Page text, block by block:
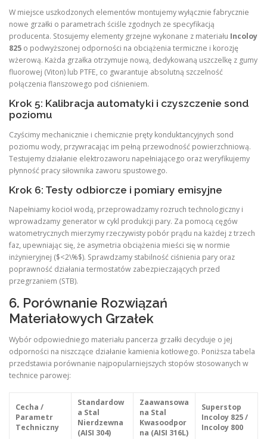
W miejsce uszkodzonych elementów montujemy wyłącznie fabrycznie
nowe grzałki o parametrach ściśle zgodnych ze specyfikacją
producenta. Stosujemy elementy grzejne wykonane z materiału Incoloy
825 o podwyższonej odporności na obciążenia termiczne i korozję
wżerową. Każda grzałka otrzymuje nową, dedykowaną uszczelkę z gumy
fluorowej (Viton) lub PTFE, co gwarantuje absolutną szczelność
połączenia flanszowego pod ciśnieniem.
Krok 5: Kalibracja automatyki i czyszczenie sond
poziomu
Czyścimy mechanicznie i chemicznie pręty konduktancyjnych sond
poziomu wody, przywracając im pełną przewodność powierzchniową.
Testujemy działanie elektrozaworu napełniającego oraz weryfikujemy
płynność pracy siłownika zaworu spustowego.
Krok 6: Testy odbiorcze i pomiary emisyjne
Napełniamy kocioł wodą, przeprowadzamy rozruch technologiczny i
wprowadzamy generator w cykl produkcji pary. Za pomocą cęgów
watometrycznych mierzymy rzeczywisty pobór prądu na każdej z trzech
faz, upewniając się, że asymetria obciążenia mieści się w normie
inżynieryjnej ($<2\%$). Sprawdzamy stabilność ciśnienia pary oraz
poprawność działania termostatów zabezpieczających przed
przegrzaniem (STB).
6. Porównanie Rozwiązań
Materiałowych Grzałek
Wybór odpowiedniego materiału pancerza grzałki decyduje o jej
odporności na niszczące działanie kamienia kotłowego. Poniższa tabela
przedstawia porównanie najpopularniejszych stopów stosowanych w
technice parowej:
Cecha /
Parametr
Techniczny
Standardow
a Stal
Nierdzewna
(AISI 304)
Zaawansowa
na Stal
Kwasoodpor
na (AISI 316L)
Superstop
Incoloy 825 /
Incoloy 800